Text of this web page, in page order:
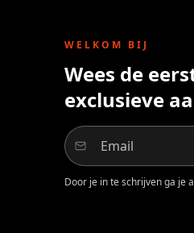
WELKOM BIJ
Wees de
exclusieve
Door je in te schrijven ga je